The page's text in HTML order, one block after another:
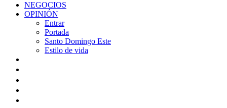
NEGOCIOS
OPINIÓN
Entrar
Portada
Santo Domingo Este
Estilo de vida